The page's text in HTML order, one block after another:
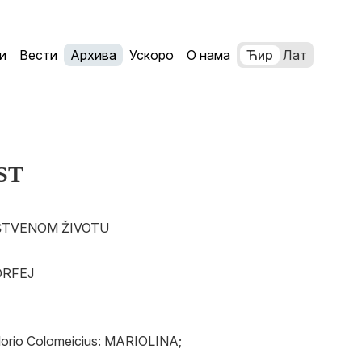
Вести Архива Ускоро О нама Ћир Лат
ŽIVOTU
Colomeicius: MARIOLINA;